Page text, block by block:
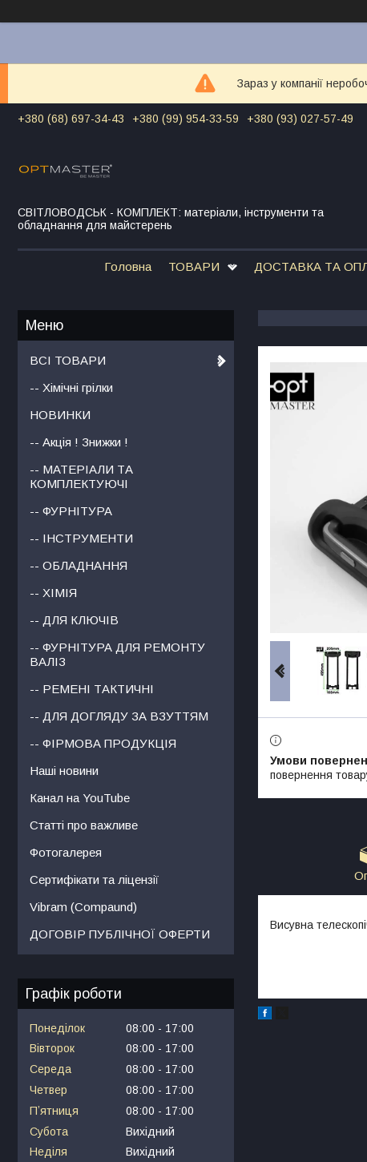
Зараз у компанії
+380 (68) 697-34-43 +380 (99) 954-33-59 +380 (93) 027-57-49
СВІТЛОВОДСЬК - КОМПЛЕКТ: матеріали, інструменти та
обладнання для майстерень
Головна ТОВАРИ ДОСТАВКА ТА
повернення
Висувна
ВСІ ТОВАРИ
-- Хімічні грілки
НОВИНКИ
-- Акція ! Знижки !
-- МАТЕРІАЛИ ТА
КОМПЛЕКТУЮЧІ
-- ФУРНІТУРА
-- ІНСТРУМЕНТИ
-- ОБЛАДНАННЯ
-- ХІМІЯ
-- ДЛЯ КЛЮЧІВ
-- ФУРНІТУРА ДЛЯ РЕМОНТУ
ВАЛІЗ
-- РЕМЕНІ ТАКТИЧНІ
-- ДЛЯ ДОГЛЯДУ ЗА ВЗУТТЯМ
-- ФІРМОВА ПРОДУКЦІЯ
Наші новини
Канал на YouTube
Статті про важливе
Фотогалерея
Сертифікати та ліцензії
Vibram (Compaund)
ДОГОВІР ПУБЛІЧНОЇ ОФЕРТИ
Графік роботи
Понеділок 08:00
17:00
Вівторок
08:00
17:00
Середа
08:00
17:00
Четвер
08:00
17:00
Пʼятниця
08:00
17:00
Субота
Вихідний
Неділя
Вихідний